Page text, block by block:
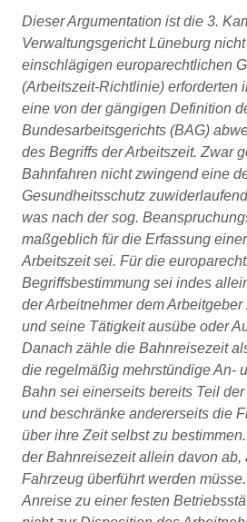
Dieser Argumentation ist die 3.
Verwaltungsgericht Lüneburg
einschlägigen europarechtlichen
(Arbeitszeit-Richtlinie) erforderten
eine von der gängigen Definition
Bundesarbeitsgerichts (BAG)
des Begriffs der Arbeitszeit. Zwar
Bahnfahren nicht zwingend eine
Gesundheitsschutz
was nach der sog.
maßgeblich für die Erfassung
Arbeitszeit sei. Für die
Begriffsbestimmung sei indes
der Arbeitnehmer dem
und seine Tätigkeit ausübe oder
Danach zähle die Bahnreisezeit
die regelmäßig mehrstündige An-
Bahn sei einerseits bereits Teil
und beschränke andererseits die
über ihre Zeit selbst zu
der Bahnreisezeit allein davon ab,
Fahrzeug überführt werden
Anreise zu einer festen